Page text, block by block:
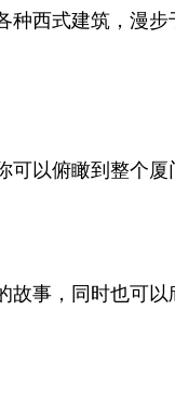
西式建筑，漫
以俯瞰到整个厦
事，同时也可以